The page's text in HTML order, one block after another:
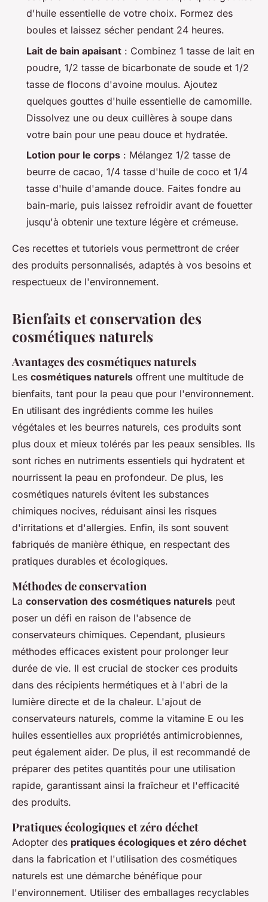
d'huile essentielle de votre choix. Formez des
boules et laissez sécher pendant 24 heures.
Lait de bain apaisant : Combinez 1 tasse de lait en
poudre, 1/2 tasse de bicarbonate de soude et 1/2
tasse de flocons d'avoine moulus. Ajoutez
quelques gouttes d'huile essentielle de camomille.
Dissolvez une ou deux cuillères à soupe dans
votre bain pour une peau douce et hydratée.
Lotion pour le corps : Mélangez 1/2 tasse de
beurre de cacao, 1/4 tasse d'huile de coco et 1/4
tasse d'huile d'amande douce. Faites fondre au
bain-marie, puis laissez refroidir avant de fouetter
jusqu'à obtenir une texture légère et crémeuse.
Ces recettes et tutoriels vous permettront de créer
des produits personnalisés, adaptés à vos besoins et
respectueux de l'environnement.
Bienfaits et conservation des
cosmétiques naturels
Avantages des cosmétiques naturels
Les cosmétiques naturels offrent une multitude de
bienfaits, tant pour la peau que pour l'environnement.
En utilisant des ingrédients comme les huiles
végétales et les beurres naturels, ces produits sont
plus doux et mieux tolérés par les peaux sensibles. Ils
sont riches en nutriments essentiels qui hydratent et
nourrissent la peau en profondeur. De plus, les
cosmétiques naturels évitent les substances
chimiques nocives, réduisant ainsi les risques
d'irritations et d'allergies. Enfin, ils sont souvent
fabriqués de manière éthique, en respectant des
pratiques durables et écologiques.
Méthodes de conservation
La conservation des cosmétiques naturels peut
poser un défi en raison de l'absence de
conservateurs chimiques. Cependant, plusieurs
méthodes efficaces existent pour prolonger leur
durée de vie. Il est crucial de stocker ces produits
dans des récipients hermétiques et à l'abri de la
lumière directe et de la chaleur. L'ajout de
conservateurs naturels, comme la vitamine E ou les
huiles essentielles aux propriétés antimicrobiennes,
peut également aider. De plus, il est recommandé de
préparer des petites quantités pour une utilisation
rapide, garantissant ainsi la fraîcheur et l'efficacité
des produits.
Pratiques écologiques et zéro déchet
Adopter des pratiques écologiques et zéro déchet
dans la fabrication et l'utilisation des cosmétiques
naturels est une démarche bénéfique pour
l'environnement. Utiliser des emballages recyclables